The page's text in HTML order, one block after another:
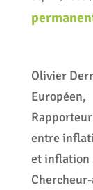
Olivier
Européen,
entre
et inflation